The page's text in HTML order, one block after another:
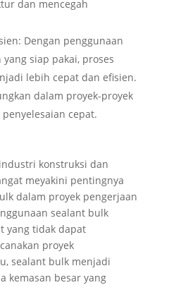
dan mencegah
Dengan penggunaan
siap pakai, proses
lebih cepat dan efisien.
dalam proyek-proyek
cepat.
konstruksi dan
meyakini pentingnya
dalam proyek pengerjaan
sealant bulk
yang tidak dapat
proyek
sealant bulk menjadi
kemasan besar yang